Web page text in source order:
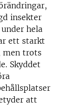
insekter
hela
ett starkt
men trots
Skyddet
att